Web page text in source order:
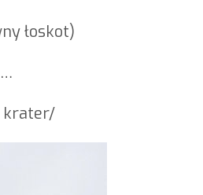
łoskot)
krater/